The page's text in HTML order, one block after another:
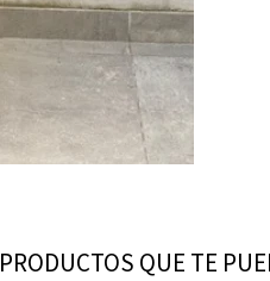
PRODUCTOS QUE TE